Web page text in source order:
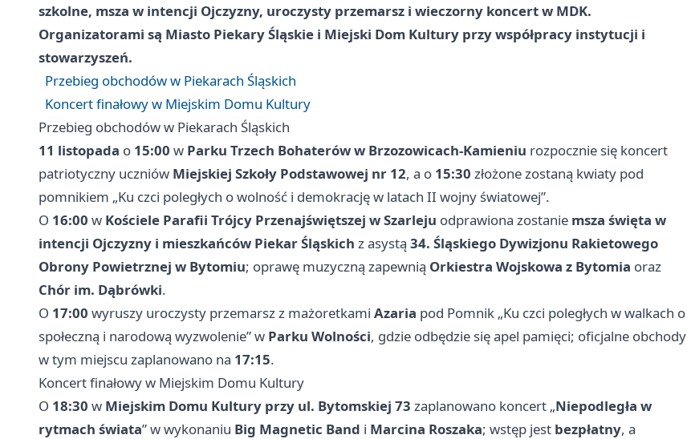
szkolne, msza w intencji Ojczyzny, uroczysty przemarsz i wieczorny koncert w MDK.
Organizatorami są Miasto Piekary Śląskie i Miejski Dom Kultury przy współpracy instytucji i
stowarzyszeń.
Przebieg obchodów w Piekarach Śląskich
Koncert finałowy w Miejskim Domu Kultury
Przebieg obchodów w Piekarach Śląskich
11 listopada o 15:00 w Parku Trzech Bohaterów w Brzozowicach-Kamieniu rozpocznie się koncert
patriotyczny uczniów Miejskiej Szkoły Podstawowej nr 12, a o 15:30 złożone zostaną kwiaty pod
pomnikiem „Ku czci poległych o wolność i demokrację w latach II wojny światowej”.
O 16:00 w Kościele Parafii Trójcy Przenajświętszej w Szarleju odprawiona zostanie msza święta w
intencji Ojczyzny i mieszkańców Piekar Śląskich z asystą 34. Śląskiego Dywizjonu Rakietowego
Obrony Powietrznej w Bytomiu; oprawę muzyczną zapewnią Orkiestra Wojskowa z Bytomia oraz
Chór im. Dąbrówki.
O 17:00 wyruszy uroczysty przemarsz z mażoretkami Azaria pod Pomnik „Ku czci poległych w walkach o
społeczną i narodową wyzwolenie” w Parku Wolności, gdzie odbędzie się apel pamięci; oficjalne obchody
w tym miejscu zaplanowano na 17:15.
Koncert finałowy w Miejskim Domu Kultury
O 18:30 w Miejskim Domu Kultury przy ul. Bytomskiej 73 zaplanowano koncert „Niepodległa w
rytmach świata” w wykonaniu Big Magnetic Band i Marcina Roszaka; wstęp jest bezpłatny, a